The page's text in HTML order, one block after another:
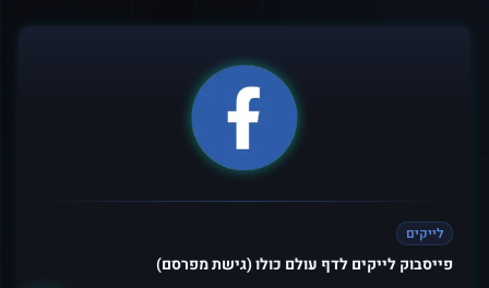
לייקים
פייסבוק לייקים לדף עולם כולו (גישת מפרסם)